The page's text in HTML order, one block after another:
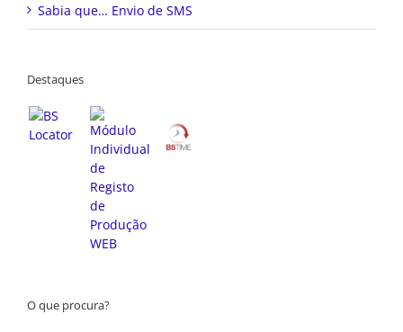
Sabia que… Envio de SMS
Destaques
O que procura?